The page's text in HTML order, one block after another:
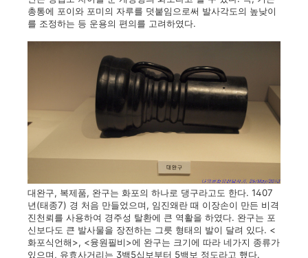
총통에 포이와 포미의 자루를 덧붙임으로써 발사각도의 높낮이
를 조정하는 등 운용의 편의를 고려하였다.
대완구, 복제품, 완구는 화포의 하나로 댕구라고도 한다. 1407
년(태종7) 경 처음 만들었으며, 임진왜란 때 이장손이 만든 비격
진천뢰를 사용하여 경주성 탈환에 큰 역활을 하였다. 완구는 포
신보다도 큰 발사물을 장전하는 그릇 형태의 발이 달려 있다. <
화포식언해>, <융원필비>에 완구는 크기에 따라 네가지 종류가
있으며, 유효사거리는 3백5십보부터 5백보 정도라고 했다.